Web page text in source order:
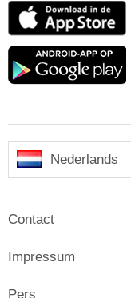
Nederlands
Contact
Impressum
Pers